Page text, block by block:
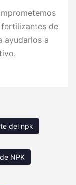
de
ayudarlos a
del npk
NPK